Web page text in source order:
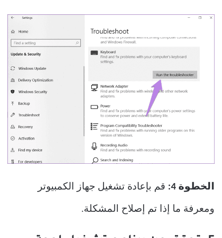
الخطوة 4: قم بإعادة تشغيل جهاز الكمبيوتر
ومعرفة ما إذا تم إصلاح المشكلة.